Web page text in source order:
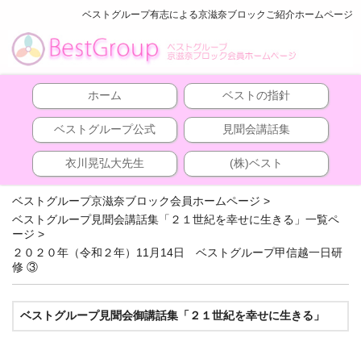
ベストグループ有志による京滋奈ブロックご紹介ホームページ
ホーム ベストの指針
ベストグループ公式 見聞会講話集
衣川晃弘大先生 (株)ベスト
ベストグループ京滋奈ブロック会員ホームページ >
ベストグループ見聞会講話集「２１世紀を幸せに生きる」一覧ペ
ージ >
２０２０年（令和２年）11月14日 ベストグループ甲信越一日研
修 ③
ベストグループ見聞会御講話集「２１世紀を幸せに生きる」